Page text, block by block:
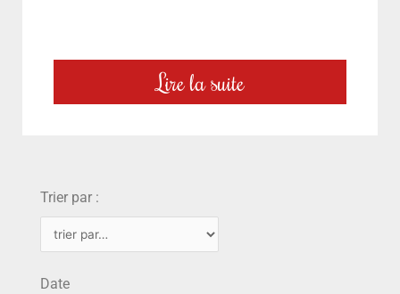
Lire la suite
Trier par :
Date